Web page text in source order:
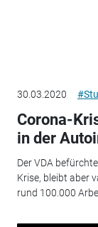
30.03.2020
Corona-
in der
Der VDA
Krise, bleibt aber
rund 100.000